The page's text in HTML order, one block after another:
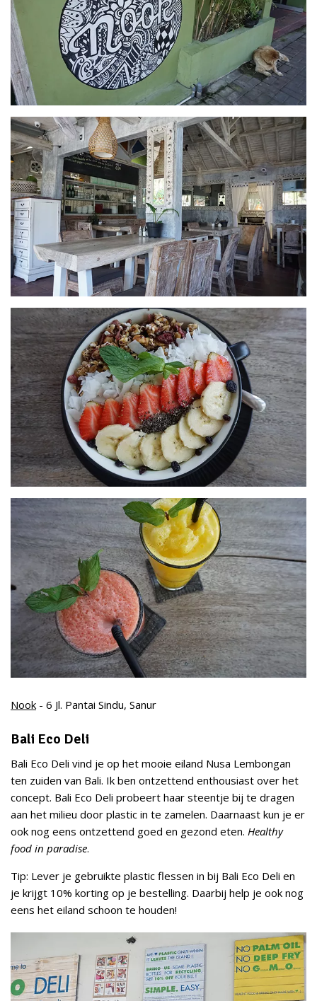
Nook - 6 Jl. Pantai Sindu, Sanur
Bali Eco Deli
Bali Eco Deli vind je op het mooie eiland Nusa Lembongan
ten zuiden van Bali. Ik ben ontzettend enthousiast over het
concept. Bali Eco Deli probeert haar steentje bij te dragen
aan het milieu door plastic in te zamelen. Daarnaast kun je er
ook nog eens ontzettend goed en gezond eten. Healthy
food in paradise.
Tip: Lever je gebruikte plastic flessen in bij Bali Eco Deli en
je krijgt 10% korting op je bestelling. Daarbij help je ook nog
eens het eiland schoon te houden!